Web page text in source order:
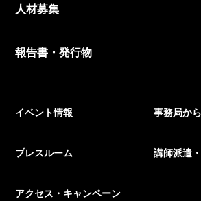
人材募集
報告書・発行物
イベント情報 事務局か
プレスルーム 講師派遣
アクセス・キャンペーン